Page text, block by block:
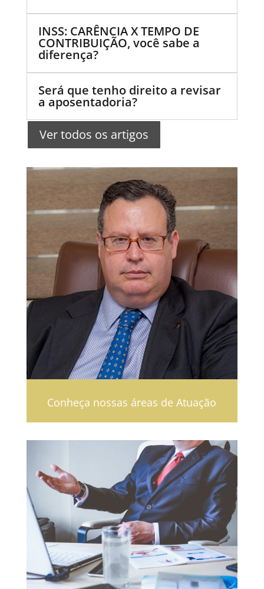
INSS: CARÊNCIA X TEMPO DE
CONTRIBUIÇÃO, você sabe a
diferença?
Será que tenho direito a revisar
a aposentadoria?
Ver todos os artigos
Conheça nossas áreas de Atuação